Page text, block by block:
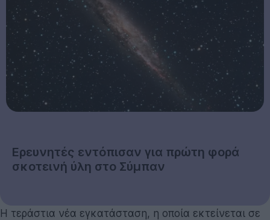
Ερευνητές εντόπισαν για πρώτη φορά
σκοτεινή ύλη στο Σύμπαν
Η τεράστια νέα εγκατάσταση, η οποία εκτείνεται σε